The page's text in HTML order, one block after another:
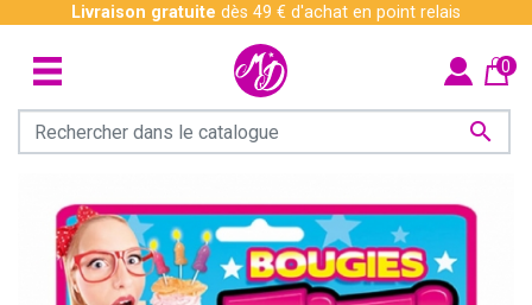
Livraison gratuite dès 49 € d'achat en point relais

0